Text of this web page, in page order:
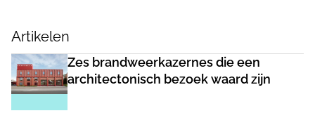
BDG samen met de opdrachtgevers Stichting Staij en
gemeente Amsterdam gestart met het DO. De voorziening
draagt de naam MKC De Schatkaart en wordt het domein van
een nieuwe Montessori basisschool, een kinderdagverblijf en
een sportvoorziening voor de school en de buurt. Kortom: een
Artikelen
Zes brandweerkazernes die een
architectonisch bezoek waard zijn